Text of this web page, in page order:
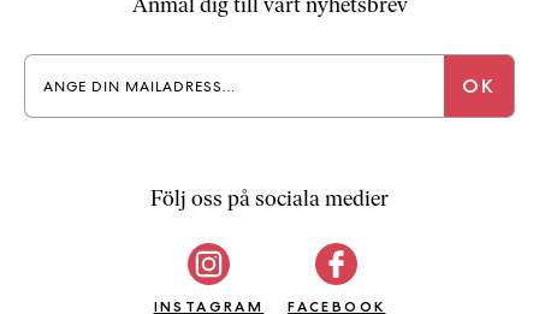
Följ oss på sociala medier
INSTAGRAM FACEBOOK